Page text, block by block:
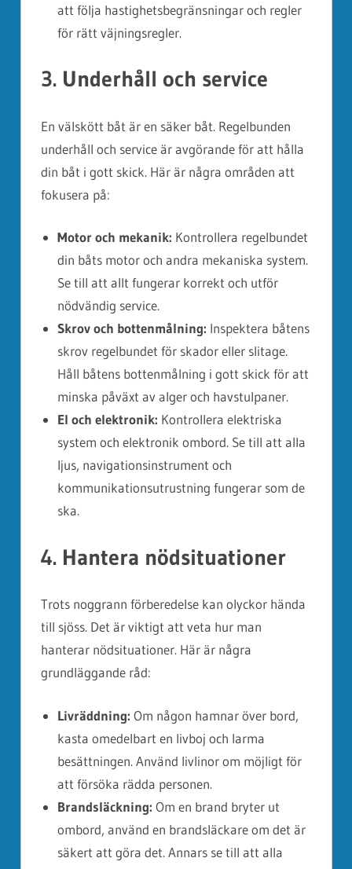
att följa hastighetsbegränsningar och regler
för rätt väjningsregler.
3. Underhåll och service
En välskött båt är en säker båt. Regelbunden
underhåll och service är avgörande för att hålla
din båt i gott skick. Här är några områden att
fokusera på:
Motor och mekanik: Kontrollera regelbundet
din båts motor och andra mekaniska system.
Se till att allt fungerar korrekt och utför
nödvändig service.
Skrov och bottenmålning: Inspektera båtens
skrov regelbundet för skador eller slitage.
Håll båtens bottenmålning i gott skick för att
minska påväxt av alger och havstulpaner.
El och elektronik: Kontrollera elektriska
system och elektronik ombord. Se till att alla
ljus, navigationsinstrument och
kommunikationsutrustning fungerar som de
ska.
4. Hantera nödsituationer
Trots noggrann förberedelse kan olyckor hända
till sjöss. Det är viktigt att veta hur man
hanterar nödsituationer. Här är några
grundläggande råd:
Livräddning: Om någon hamnar över bord,
kasta omedelbart en livboj och larma
besättningen. Använd livlinor om möjligt för
att försöka rädda personen.
Brandsläckning: Om en brand bryter ut
ombord, använd en brandsläckare om det är
säkert att göra det. Annars se till att alla